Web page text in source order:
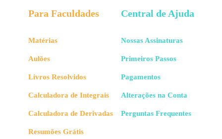
Para Faculdades
Matérias
Aulões
Livros Resolvidos
Calculadora de Integrais
Calculadora de Derivadas
Resumões Grátis
Central de Ajuda
Nossas Assinaturas
Primeiros Passos
Pagamentos
Alterações na Conta
Perguntas Frequentes